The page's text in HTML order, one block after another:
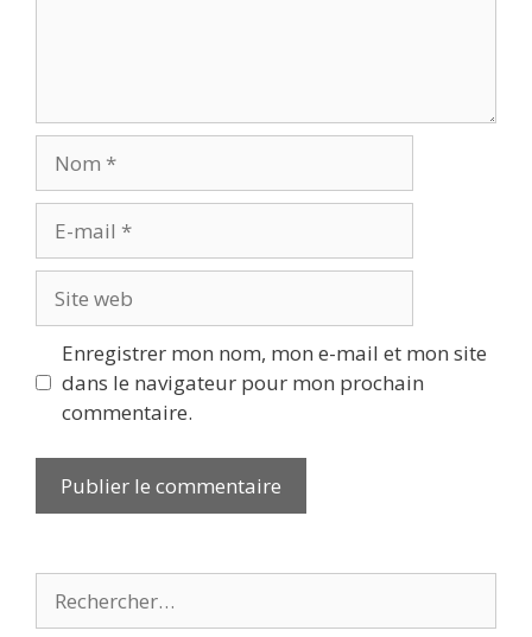
mail
web
Enregistrer mon nom, mon e-mail et mon site
dans le navigateur pour mon prochain
commentaire.